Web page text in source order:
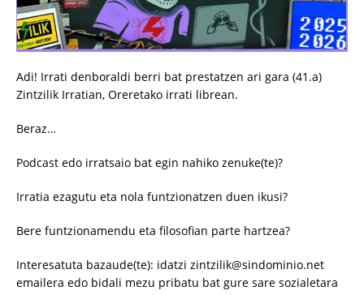
Adi! Irrati denboraldi berri bat prestatzen ari gara (41.a)
Zintzilik Irratian, Oreretako irrati librean.
Beraz…
Podcast edo irratsaio bat egin nahiko zenuke(te)?
Irratia ezagutu eta nola funtzionatzen duen ikusi?
Bere funtzionamendu eta filosofian parte hartzea?
Interesatuta bazaude(te): idatzi zintzilik@sindominio.net
emailera edo bidali mezu pribatu bat gure sare sozialetara